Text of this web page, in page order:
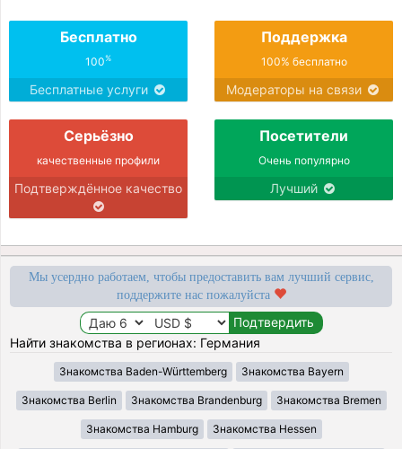
Бесплатно
100%
Бесплатные услуги
Поддержка
100% бесплатно
Модераторы на связи
Серьёзно
качественные профили
Подтверждённое качество
Посетители
Очень популярно
Лучший
Мы усердно работаем, чтобы предоставить вам лучший сервис,
поддержите нас пожалуйста
Найти знакомства в регионах: Германия
Знакомства Baden-Württemberg Знакомства Bayern
Знакомства Berlin Знакомства Brandenburg Знакомства Bremen
Знакомства Hamburg Знакомства Hessen